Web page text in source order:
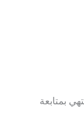
بمتابعة